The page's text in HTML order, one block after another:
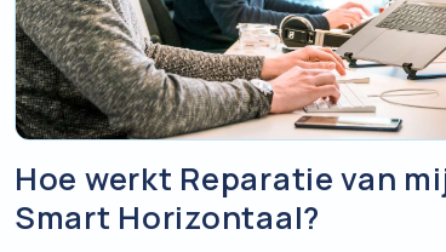
Hoe werkt Reparatie van
Smart Horizontaal?